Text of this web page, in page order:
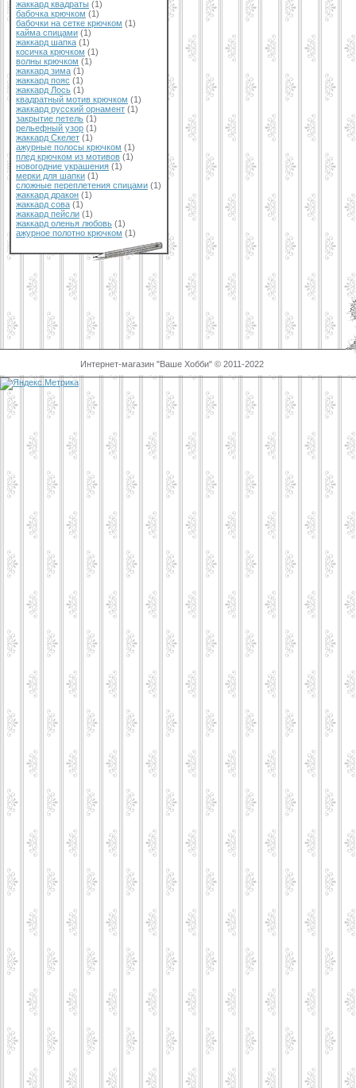
жаккард квадраты (1)
бабочка крючком (1)
бабочки на сетке крючком (1)
кайма спицами (1)
жаккард шапка (1)
косичка крючком (1)
волны крючком (1)
жаккард зима (1)
жаккард пояс (1)
жаккард Лось (1)
квадратный мотив крючком (1)
жаккард русский орнамент (1)
закрытие петель (1)
рельефный узор (1)
жаккард Скелет (1)
ажурные полосы крючком (1)
плед крючком из мотивов (1)
новогодние украшения (1)
мерки для шапки (1)
сложные переплетения спицами (1)
жаккард дракон (1)
жаккард сова (1)
жаккард пейсли (1)
жаккард оленья любовь (1)
ажурное полотно крючком (1)
Интернет-магазин "Ваше Хобби" © 2011-2022